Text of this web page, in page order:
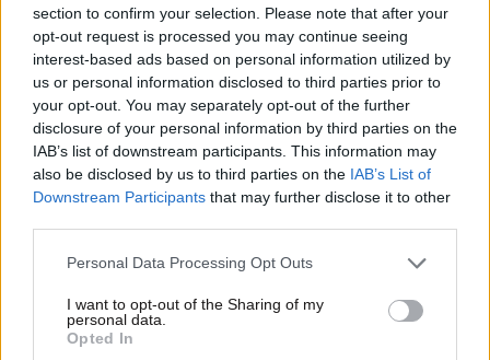
section to confirm your selection. Please note that after your
opt-out request is processed you may continue seeing
interest-based ads based on personal information utilized by
us or personal information disclosed to third parties prior to
your opt-out. You may separately opt-out of the further
disclosure of your personal information by third parties on the
IAB’s list of downstream participants. This information may
also be disclosed by us to third parties on the IAB’s List of
Downstream Participants that may further disclose it to other
Please note that this website/app uses one or more Google
not limited to your visit or usage behaviour. You may click to
grant or deny consent to Google and its third-party tags to
use your data for below specified purposes in below Google
Personal Data Processing Opt Outs
I want to opt-out of the Sharing of my
personal data.
Opted In
0 ΣΧΌΛΙΑ ΑΝΑΓΝΩΣΤΏΝ